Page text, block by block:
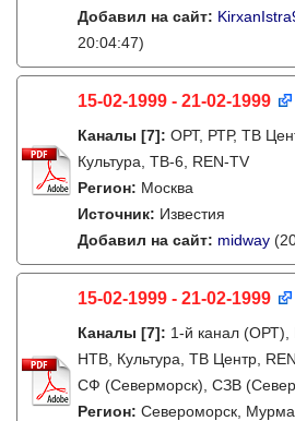
Добавил на сайт:
20:04:47)
15-02-1999 - 21-02-1999
Каналы [7]: ОРТ, РТР, ТВ
Культура, ТВ-6, REN-TV
Регион: Москва
Источник: Известия
Добавил на сайт: midway
15-02-1999 - 21-02-1999
Каналы [7]: 1-й канал
НТВ, Культура, ТВ Центр,
СФ (Северморск), СЗВ
Регион: Североморск,